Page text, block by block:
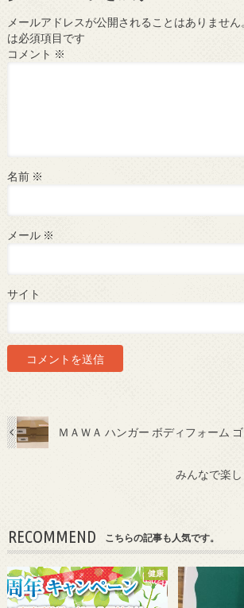
メールアドレスが公開されることはありません
は必須項目です
コメント ※
名前 ※
メール ※
サイト
ＭＡＷＡ ハンガー ボディフォーム ゴ
みんなで楽し
RECOMMEND こちらの記事も人気です。
健康